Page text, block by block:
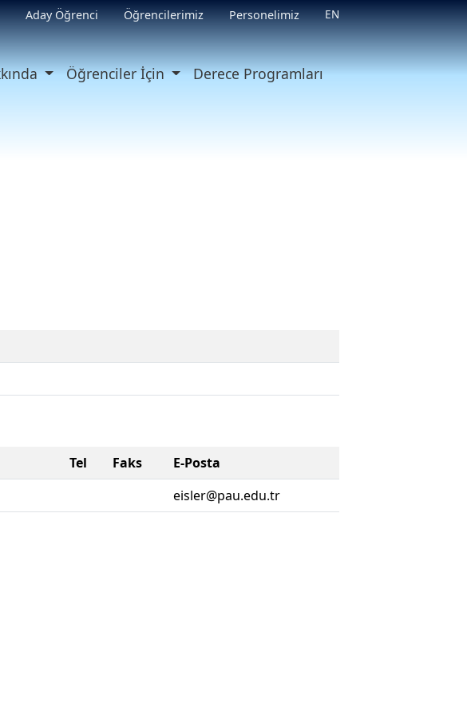
Aday Öğrenci Öğrencilerimiz Personelimiz EN
Öğrenciler İçin Derece Programları
Tel Faks
E-Posta
eisler@pau.edu.tr